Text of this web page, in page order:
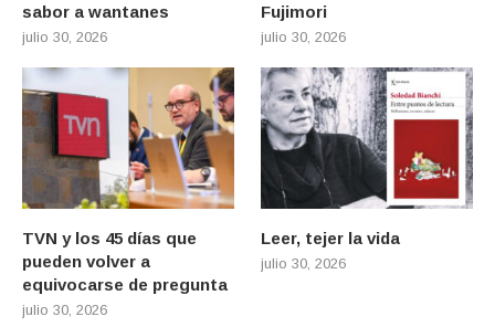
sabor a wantanes
julio 30, 2026
Fujimori
julio 30, 2026
TVN y los 45 días que
pueden volver a
equivocarse de pregunta
julio 30, 2026
Leer, tejer la vida
julio 30, 2026